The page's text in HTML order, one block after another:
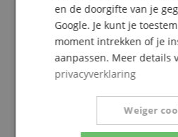
Planet Waves PW-GH
en de doorgifte van je
Google. Je kunt je
moment intrekken of je
aanpassen. Meer details
privacyverklaring
Weiger